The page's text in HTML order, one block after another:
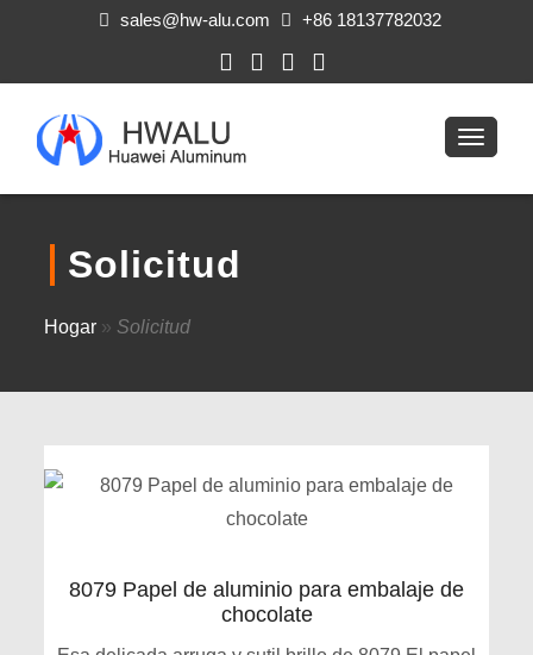
sales@hw-alu.com +86 18137782032
Solicitud
Hogar » Solicitud
8079 Papel de aluminio para embalaje de
chocolate